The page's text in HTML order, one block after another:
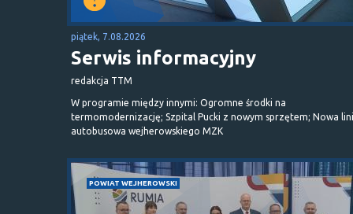
piątek, 7.08.2026
Serwis informacyjny
redakcja TTM
W programie między innymi: Ogromne środki na
termomodernizację; Szpital Pucki z nowym sprzętem; Nowa
autobusowa wejherowskiego MZK
POWIAT WEJHEROWSKI